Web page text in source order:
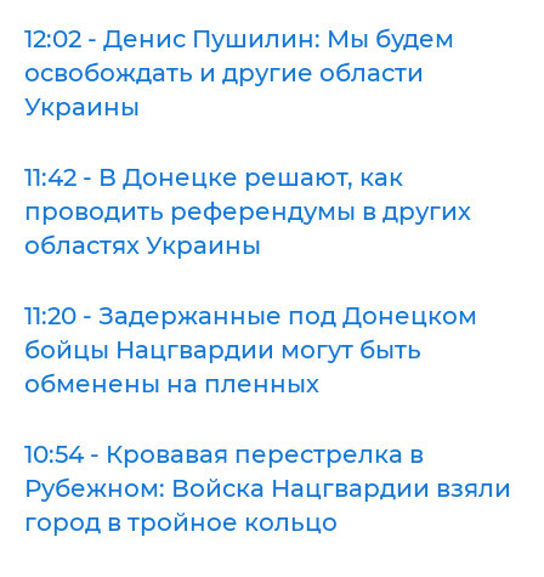
12:02 - Денис Пушилин: Мы будем
освобождать и другие области
Украины
11:42 - В Донецке решают, как
проводить референдумы в других
областях Украины
11:20 - Задержанные под Донецком
бойцы Нацгвардии могут быть
обменены на пленных
10:54 - Кровавая перестрелка в
Рубежном: Войска Нацгвардии взяли
город в тройное кольцо